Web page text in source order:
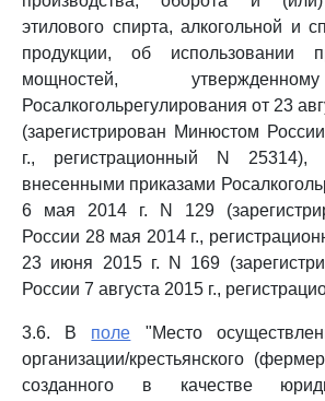
этилового спирта, алкогольной и
продукции, об использовании
мощностей,
Росалкогольрегулирования от 23
(зарегистрирован Минюстом
г., регистрационный N 25314),
внесенными приказами
6 мая 2014 г. N 129
России 28 мая 2014 г.,
23 июня 2015 г. N 169
России 7 августа 2015 г.,
3.6. В поле "Место
организации/крестьянского
созданного в качестве